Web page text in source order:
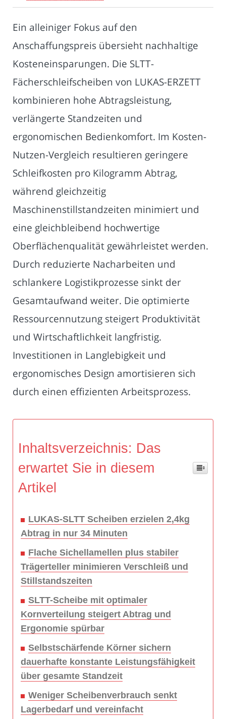
Ein alleiniger Fokus auf den
Anschaffungspreis übersieht nachhaltige
Kosteneinsparungen. Die SLTT-
Fächerschleifscheiben von LUKAS-ERZETT
kombinieren hohe Abtragsleistung,
verlängerte Standzeiten und
ergonomischen Bedienkomfort. Im Kosten-
Nutzen-Vergleich resultieren geringere
Schleifkosten pro Kilogramm Abtrag,
während gleichzeitig
Maschinenstillstandzeiten minimiert und
eine gleichbleibend hochwertige
Oberflächenqualität gewährleistet werden.
Durch reduzierte Nacharbeiten und
schlankere Logistikprozesse sinkt der
Gesamtaufwand weiter. Die optimierte
Ressourcennutzung steigert Produktivität
und Wirtschaftlichkeit langfristig.
Investitionen in Langlebigkeit und
ergonomisches Design amortisieren sich
durch einen effizienten Arbeitsprozess.
Inhaltsverzeichnis: Das
erwartet Sie in diesem
Artikel
LUKAS-SLTT Scheiben erzielen 2,4kg
Abtrag in nur 34 Minuten
Flache Sichellamellen plus stabiler
Trägerteller minimieren Verschleiß und
Stillstandszeiten
SLTT-Scheibe mit optimaler
Kornverteilung steigert Abtrag und
Ergonomie spürbar
Selbstschärfende Körner sichern
dauerhafte konstante Leistungsfähigkeit
über gesamte Standzeit
Weniger Scheibenverbrauch senkt
Lagerbedarf und vereinfacht